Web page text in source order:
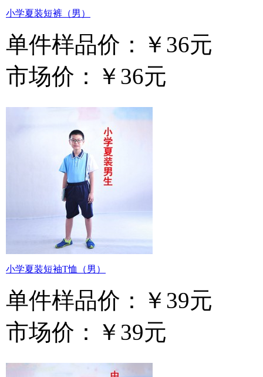
小学夏装短裤（男）
单件样品价：
￥36元
市场价：
￥36元
小学夏装短袖T恤（男）
单件样品价：
￥39元
市场价：
￥39元